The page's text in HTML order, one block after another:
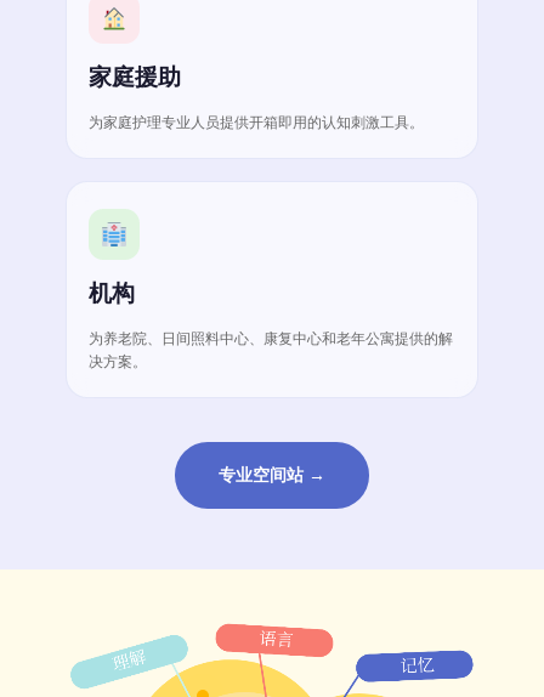
家庭援助
为家庭护理专业人员提供开箱即用的认知刺激工具。
机构
为养老院、日间照料中心、康复中心和老年公寓提供的解
决方案。
专业空间站 →